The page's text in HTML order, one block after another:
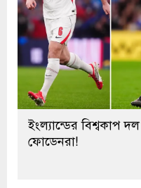
ইংল্যান্ডের বিশ্বকাপ
ফোডেনরা!